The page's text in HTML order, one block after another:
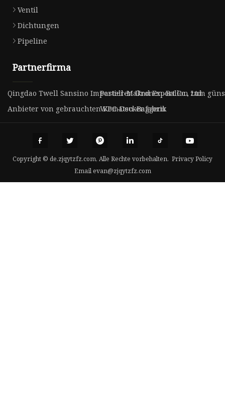
Ventil
Dichtungen
Pipeline
Partnerfirma
Qingdao Twell Sansino Importieren Und Export Co., Ltd
Pastell-Makronen-Ballon zum
Anbieter von gebrauchten Komatsu-Baggern
WPC-Deckenfabrik
Copyright © de.zjqytzfz.com, Alle Rechte vorbehalten. Privacy Policy
Emailevan@zjqytzfz.com